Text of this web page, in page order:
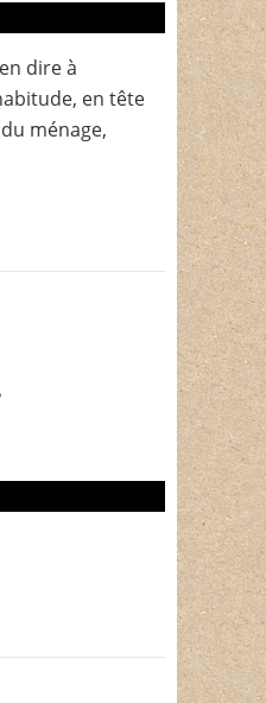
dire à
en tête
ménage,